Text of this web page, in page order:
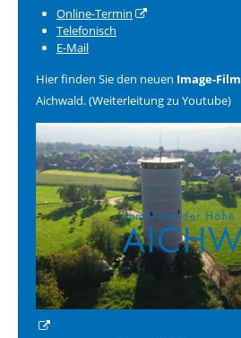
Online-Termin
Telefonisch
E-Mail
Hier finden Sie den neuen Image-Film
Aichwald. (Weiterleitung zu Youtube)